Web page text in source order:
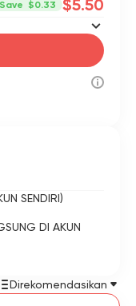
Save $0.33 $5.50
SENDIRI)
DI AKUN
Direkomendasikan